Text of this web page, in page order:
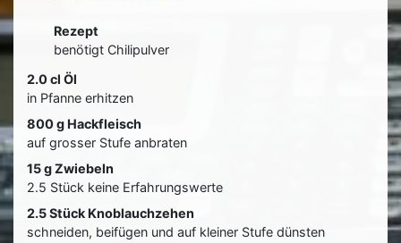
Rezept
benötigt Chilipulver
2.0 cl Öl
in Pfanne erhitzen
800 g Hackfleisch
auf grosser Stufe anbraten
15 g Zwiebeln
2.5 Stück keine Erfahrungswerte
2.5 Stück Knoblauchzehen
schneiden, beifügen und auf kleiner Stufe dünsten